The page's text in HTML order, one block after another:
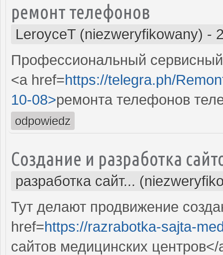
ремонт телефонов
LeroyceT (niezweryfikowany) -
Профессиональный
<a href=https://telegra.ph/
10-08>ремонта телефонов
odpowiedz
Создание и разработка
разработка сайт...
Тут делают продвижение
href=https://razrabotka-sajta-
сайтов медицинских центров</